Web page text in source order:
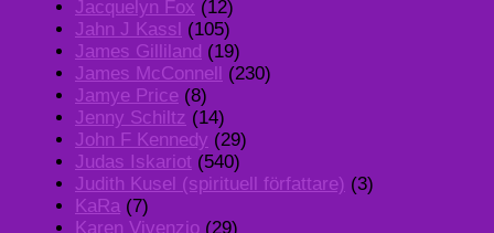
Jacquelyn Fox (12)
Jahn J Kassl (105)
James Gilliland (19)
James McConnell
(230)
Jamye Price (8)
Jenny Schiltz (14)
John F Kennedy (29)
Judas Iskariot (540)
Judith Kusel (spirituell författare) (3)
KaRa (7)
Karen Vivenzio (29)